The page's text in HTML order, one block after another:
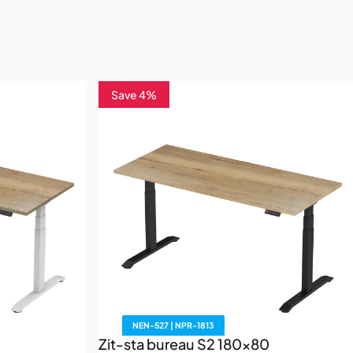
NEN-527 | NPR-1813
4.9
Save 4%
Zit-sta bureau S2 180x80